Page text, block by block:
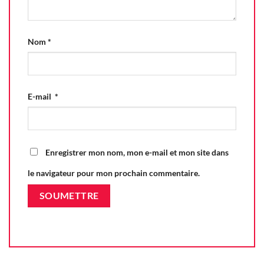
Nom *
E-mail *
Enregistrer mon nom, mon e-mail et mon site dans
le navigateur pour mon prochain commentaire.